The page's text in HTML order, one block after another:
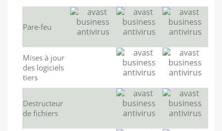
Pare-feu
Mises à jour
des logiciels
tiers
Destructeur
de fichiers